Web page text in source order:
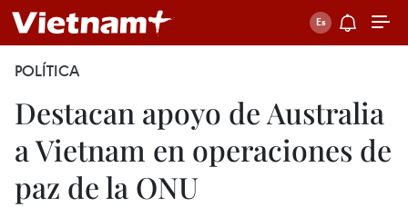
POLÍTICA
Destacan apoyo de Australia
a Vietnam en operaciones de
paz de la ONU